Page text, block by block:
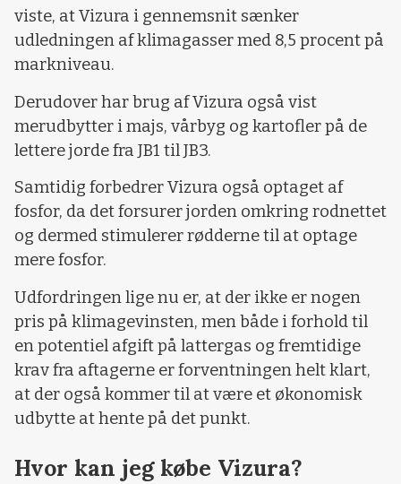
viste, at Vizura i gennemsnit sænker
udledningen af klimagasser med 8,5 procent på
markniveau.
Derudover har brug af Vizura også vist
merudbytter i majs, vårbyg og kartofler på de
lettere jorde fra JB1 til JB3.
Samtidig forbedrer Vizura også optaget af
fosfor, da det forsurer jorden omkring rodnettet
og dermed stimulerer rødderne til at optage
mere fosfor.
Udfordringen lige nu er, at der ikke er nogen
pris på klimagevinsten, men både i forhold til
en potentiel afgift på lattergas og fremtidige
krav fra aftagerne er forventningen helt klart,
at der også kommer til at være et økonomisk
udbytte at hente på det punkt.
Hvor kan jeg købe Vizura?